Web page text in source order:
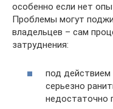
особенно если нет
Проблемы могут
владельцев – сам
затруднения:
под
серьезно
недостаточно